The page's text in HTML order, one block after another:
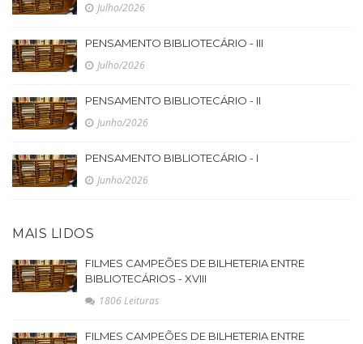
Julho/2026
PENSAMENTO BIBLIOTECÁRIO - III
Julho/2026
PENSAMENTO BIBLIOTECÁRIO - II
Junho/2026
PENSAMENTO BIBLIOTECÁRIO - I
Junho/2026
MAIS LIDOS
FILMES CAMPEÕES DE BILHETERIA ENTRE
BIBLIOTECÁRIOS - XVIII
1806 Leituras
FILMES CAMPEÕES DE BILHETERIA ENTRE